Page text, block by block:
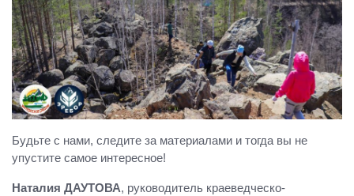
Будьте с нами, следите за материалами и тогда вы не
упустите самое интересное!
Наталия ДАУТОВА, руководитель краеведческо-